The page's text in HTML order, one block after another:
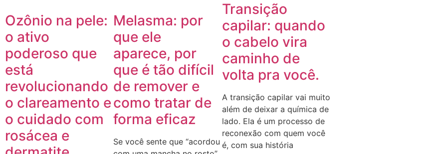
Ozônio na pele:
o ativo
poderoso que
está
revolucionando
o clareamento e
o cuidado com
rosácea e
Melasma: por
que ele
aparece, por
que é tão difícil
de remover e
como tratar de
forma eficaz
Se você sente que “acordou
Transição
capilar: quando
o cabelo vira
caminho de
volta pra você.
A transição capilar vai muito
além de deixar a química de
lado. Ela é um processo de
reconexão com quem você
é, com sua história